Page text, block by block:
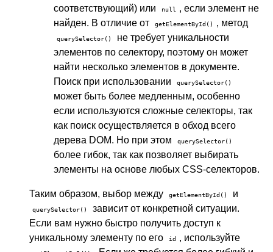
соответствующий) или
null
, если элемент не
найден. В отличие от
getElementById() , метод
querySelector()
не требует уникальности
элементов по селектору, поэтому он может
найти несколько элементов в документе.
Поиск при использовании
querySelector()
может быть более медленным, особенно
если используются сложные селекторы, так
как поиск осуществляется в обход всего
дерева DOM. Но при этом
querySelector()
более гибок, так как позволяет выбирать
элементы на основе любых CSS-селекторов.
Таким образом, выбор между getElementById() и
querySelector()
зависит от конкретной ситуации.
Если вам нужно быстро получить доступ к
уникальному элементу по его
id , используйте